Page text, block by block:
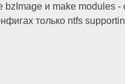
и make modules -
только ntfs